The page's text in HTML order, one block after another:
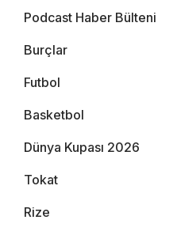
Podcast Haber Bülteni
Burçlar
Futbol
Basketbol
Dünya Kupası 2026
Tokat
Rize